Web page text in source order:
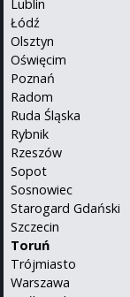
Lublin
Łódź
Olsztyn
Oświęcim
Poznań
Radom
Ruda Śląska
Rybnik
Rzeszów
Sopot
Sosnowiec
Starogard Gdański
Szczecin
Toruń
Trójmiasto
Warszawa